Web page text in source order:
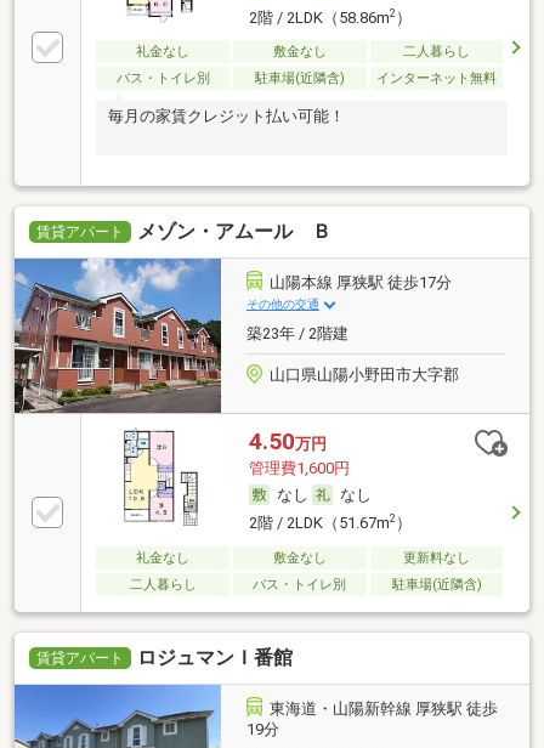
2階 / 2LDK（58.86m2）
礼金なし 敷金なし
二人暮らし
バス・トイレ別
駐車場(近隣含) インターネット無料
毎月の家賃クレジット払い可能！
賃貸アパート メゾン・アムール Ｂ
山陽本線 厚狭駅 徒歩17分
その他の交通
築23年 / 2階建
山口県山陽小野田市大字郡
4.50万円
管理費1,600円
なし
なし
2階 / 2LDK（51.67m2）
礼金なし 敷金なし
更新料なし
二人暮らし
バス・トイレ別 駐車場(近隣含)
賃貸アパート ロジュマンＩ番館
東海道・山陽新幹線 厚狭駅 徒歩
19分